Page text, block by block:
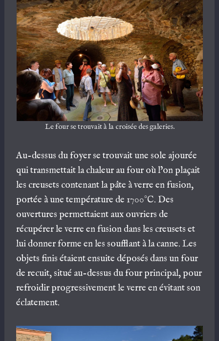
Le four se trouvait à la croisée des galeries.
Au-dessus du foyer se trouvait une sole ajourée
qui transmettait la chaleur au four où l’on plaçait
les creusets contenant la pâte à verre en fusion,
portée à une température de 1700°C. Des
ouvertures permettaient aux ouvriers de
récupérer le verre en fusion dans les creusets et
lui donner forme en les soufflant à la canne. Les
objets finis étaient ensuite déposés dans un four
de recuit, situé au-dessus du four principal, pour
refroidir progressivement le verre en évitant son
éclatement.